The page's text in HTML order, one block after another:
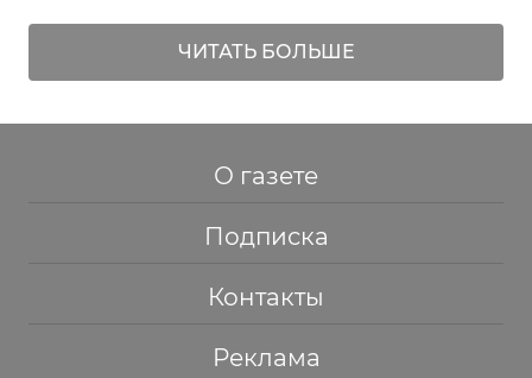
ЧИТАТЬ БОЛЬШЕ
О газете
Подписка
Контакты
Реклама